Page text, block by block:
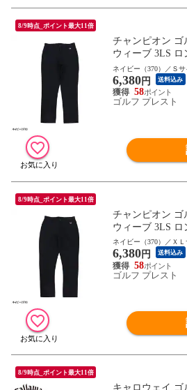
8/9時点_ポイント最大11倍
チャンピオン ゴ
ウィーブ 3LS ロ
3-YG203 ゴルフ
hampion golf 秋
ネイビー（370）／Ｓサ
6,380円 送料込み
58
ゴルフ プレスト
8/9時点_ポイント最大11倍
チャンピオン ゴ
ウィーブ 3LS ロ
3-YG204 ゴルフ
hampion golf 秋
ネイビー（370）／ＸＬ
6,380円 送料込み
58
ゴルフ プレスト
8/9時点_ポイント最大11倍
キャロウェイ ゴ